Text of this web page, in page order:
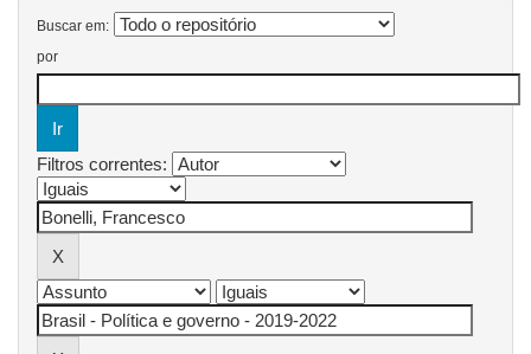
Buscar em:
por
Filtros correntes: